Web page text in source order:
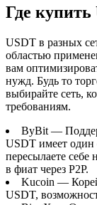
Где купить
USDT в разных
областью
вам
нужд. Будь то
выбирайте сеть,
требованиям.
ByBit —
USDT имеет один
пересылаете себе
в фиат через P2P.
Kucoin —
USDT,